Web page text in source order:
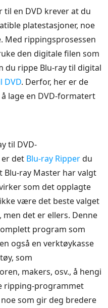
til en DVD krever at du
platestasjoner, noe
Med rippingsprosessen
den digitale filen som
du rippe Blu-ray til digital
DVD. Derfor, her er de
lage en DVD-formatert
til DVD-
det Blu-ray Ripperdu
Blu-ray Master har valgt
som det opplagte
være det beste valget
det er ellers. Denne
program som
også en verktøykasse
som
makers, osv., å hengi
ripping-programmet
som gir deg bredere